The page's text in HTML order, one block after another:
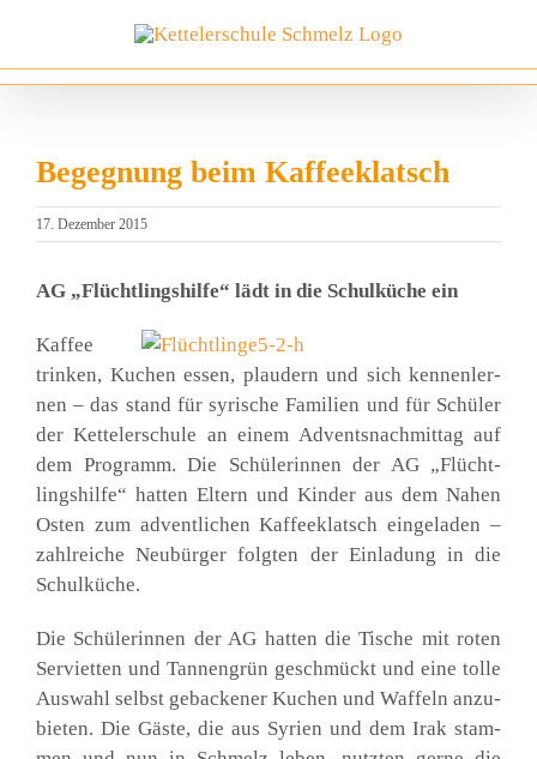
springen
Begegnung beim Kaffeeklatsch
17. Dezember 2015
AG „Flücht­lings­hil­fe“ lädt in die Schul­kü­che ein
Kaf­fee
trin­ken, Kuchen essen, plau­dern und sich ken­nen­ler­
nen – das stand für syri­sche Fami­li­en und für Schü­ler
der Ket­tel­er­schu­le an einem Advents­nach­mit­tag auf
dem Pro­gramm. Die Schü­le­rin­nen der AG „Flücht­
lings­hil­fe“ hat­ten Eltern und Kin­der aus dem Nahen
Osten zum advent­li­chen Kaf­fee­klatsch ein­ge­la­den –
zahl­rei­che Neu­bür­ger folg­ten der Ein­la­dung in die
Schul­kü­che.
Die Schü­le­rin­nen der AG hat­ten die Tische mit roten
Ser­vi­et­ten und Tan­nen­grün geschmückt und eine tol­le
Aus­wahl selbst geba­cke­ner Kuchen und Waf­feln anzu­
bie­ten. Die Gäs­te, die aus Syri­en und dem Irak stam­